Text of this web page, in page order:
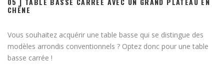
CHÊNE
Vous souhaitez acquérir une table basse qui se distingue des
modèles arrondis conventionnels ? Optez donc pour une table
basse carrée !